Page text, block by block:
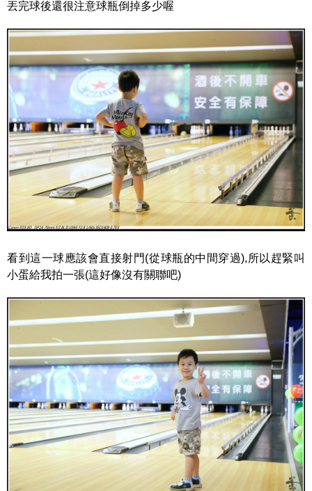
丟完球後還很注意球瓶倒掉多少喔
看到這一球應該會直接射門(從球瓶的中間穿過),所以趕緊叫
小蛋給我拍一張(這好像沒有關聯吧)